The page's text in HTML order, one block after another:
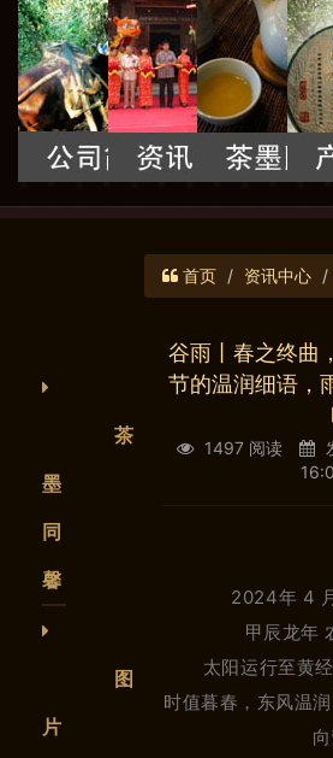
茶
墨
同
馨
图
片
首页 资讯中心
谷雨丨春之终曲
节的温润细语，
1497 阅读
2024年 4
甲辰龙年
太阳运行至黄
时值暮春，东风温
向